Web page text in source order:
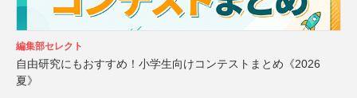
編集部セレクト
自由研究にもおすすめ！小学生向けコンテストまとめ《2026
夏》